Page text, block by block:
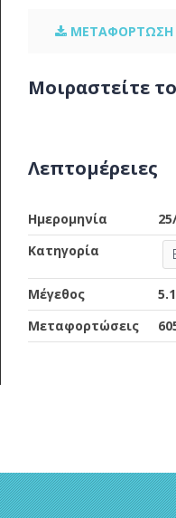
ΜΕΤΑΦΟΡΤΩΣΗ
Μοιραστείτε το
Λεπτομέρειες
Ημερομηνία
Κατηγορία
Μέγεθος
Μεταφορτώσεις